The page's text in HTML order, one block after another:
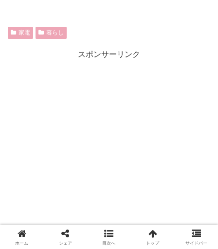
家電 暮らし
スポンサーリンク
ホーム シェア 目次へ トップ サイドバー